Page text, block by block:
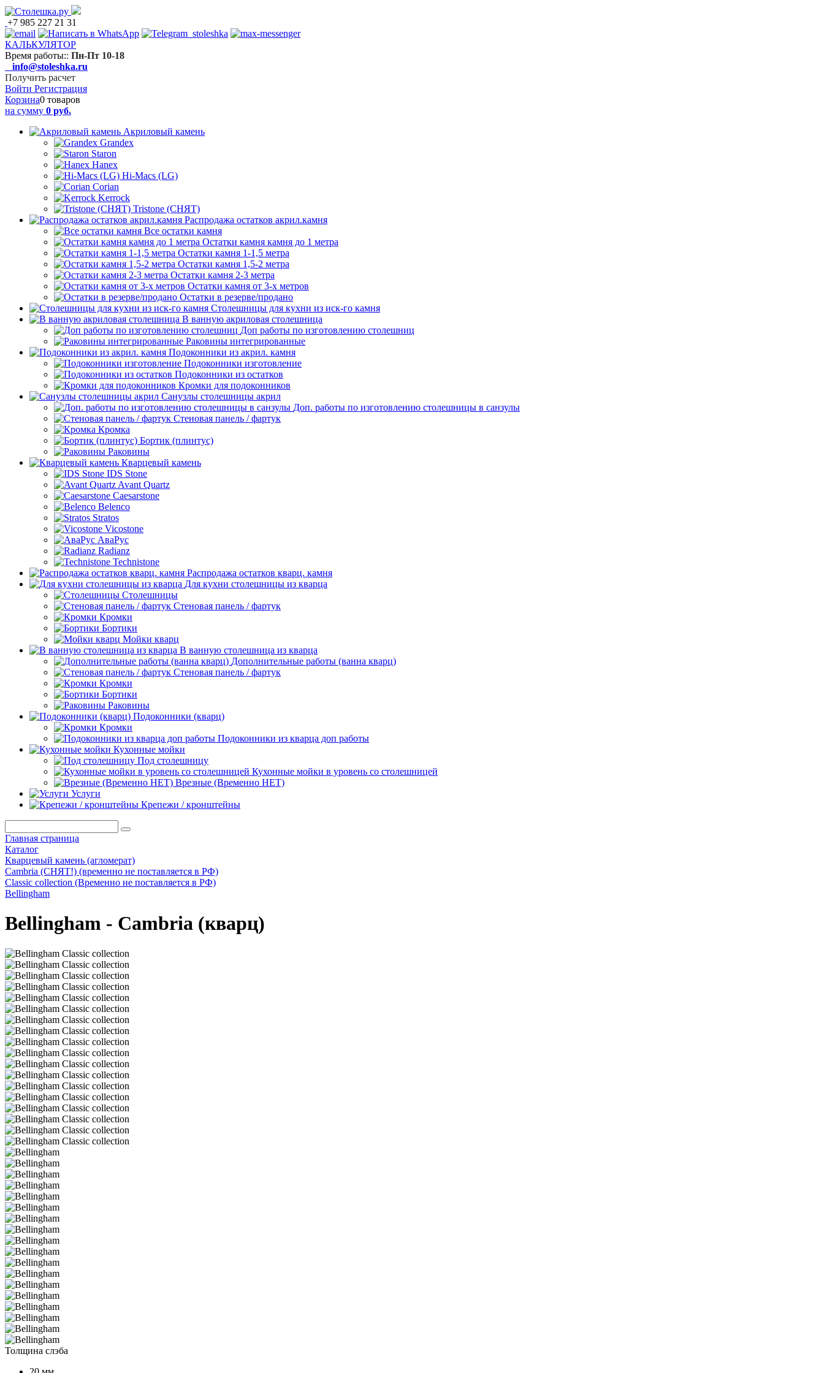
+7 985 227 21 31
КАЛЬКУЛЯТОР
Время работы:: Пн-Пт 10-18
info@stoleshka.ru
Получить расчет
Войти Регистрация
Корзина0 товаров
на сумму 0 руб.
Акриловый камень
Grandex
Staron
Hanex
Hi-Macs (LG)
Corian
Kerrock
Tristone (СНЯТ)
Распродажа остатков акрил.камня
Все остатки камня
Остатки камня камня до 1 метра
Остатки камня 1-1,5 метра
Остатки камня 1,5-2 метра
Остатки камня 2-3 метра
Остатки камня от 3-х метров
Остатки в резерве/продано
Столешницы для кухни из иск-го камня
В ванную акриловая столешница
Доп работы по изготовлению столешниц
Раковины интегрированные
Подоконники из акрил. камня
Подоконники изготовление
Подоконники из остатков
Кромки для подоконников
Санузлы столешницы акрил
Доп. работы по изготовлению столешницы в санзулы
Стеновая панель / фартук
Кромка
Бортик (плинтус)
Раковины
Кварцевый камень
IDS Stone
Avant Quartz
Caesarstone
Belenco
Stratos
Vicostone
АваРус
Radianz
Technistone
Распродажа остатков кварц. камня
Для кухни столешницы из кварца
Столешницы
Стеновая панель / фартук
Кромки
Бортики
Мойки кварц
В ванную столешница из кварца
Дополнительные работы (ванна кварц)
Стеновая панель / фартук
Кромки
Бортики
Раковины
Подоконники (кварц)
Кромки
Подоконники из кварца доп работы
Кухонные мойки
Под столешницу
Кухонные мойки в уровень со столешницей
Врезные (Временно НЕТ)
Услуги
Крепежи / кронштейны
Главная страница
Каталог
Кварцевый камень (агломерат)
Cambria (СНЯТ!) (временно не поставляется в РФ)
Classic collection (Временно не поставляется в РФ)
Bellingham
Bellingham - Cambria (кварц)
Толщина слэба